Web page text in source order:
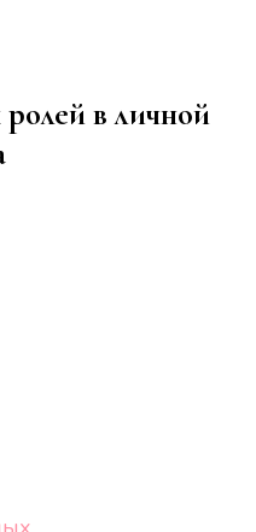
стиле, отдыхе и
в личной